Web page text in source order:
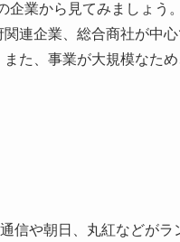
企業から見てみましょう
連企業、総合商社が中
た、事業が大規模なた
信や朝日、丸紅などが